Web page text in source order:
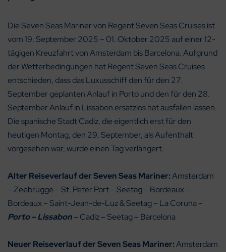
Die Seven Seas Mariner von Regent Seven Seas Cruises ist
vom 19. September 2025 – 01. Oktober 2025 auf einer 12-
tägigen Kreuzfahrt von Amsterdam bis Barcelona. Aufgrund
der Wetterbedingungen hat Regent Seven Seas Cruises
entschieden, dass das Luxusschiff den für den 27.
September geplanten Anlauf in Porto und den für den 28.
September Anlauf in Lissabon ersatzlos hat ausfallen lassen.
Die spanische Stadt Cadiz, die eigentlich erst für den
heutigen Montag, den 29. September, als Aufenthalt
vorgesehen war, wurde einen Tag verlängert.
Alter Reiseverlauf der Seven Seas Mariner:Amsterdam
– Zeebrügge – St. Peter Port – Seetag – Bordeaux –
Bordeaux – Saint-Jean-de-Luz & Seetag – La Coruna –
Porto – Lissabon– Cadiz – Seetag – Barcelona
Neuer Reiseverlauf der Seven Seas Mariner:Amsterdam